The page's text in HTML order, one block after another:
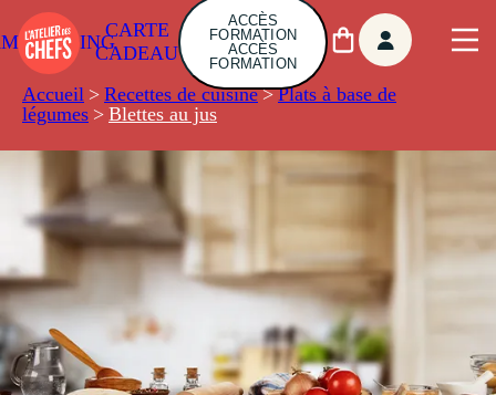
CARTE
CADEAU
ACCÈS
FORMATION
ACCÈS
FORMATION
Accueil > Recettes de cuisine > Plats à base de
légumes > Blettes au jus